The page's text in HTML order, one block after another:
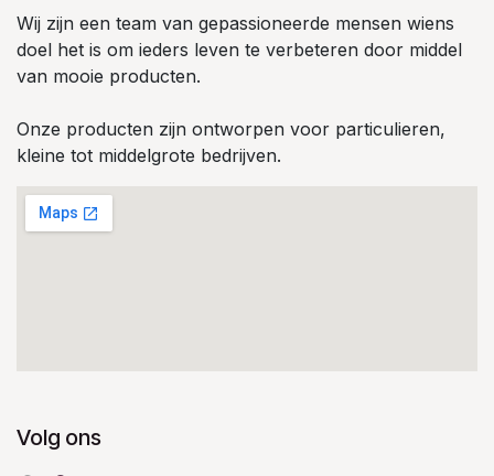
Wij zijn een team van gepassioneerde mensen wiens
doel het is om ieders leven te verbeteren door middel
van mooie producten.
Onze producten zijn ontworpen voor particulieren,
kleine tot middelgrote bedrijven.
Volg ons